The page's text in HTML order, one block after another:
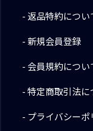
返品特約につい
新規会員登録
会員規約につい
特定商取引法に
プライバシーポ